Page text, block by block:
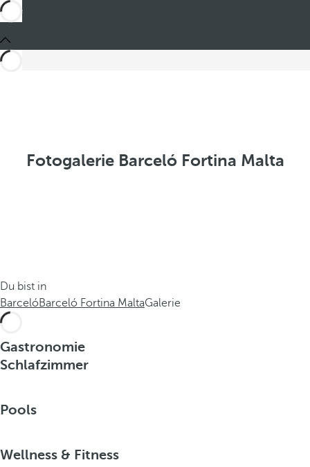
Fotogalerie Barceló Fortina Malta
Du bist in
BarcelóBarceló Fortina MaltaGalerie
Gastronomie
Schlafzimmer
Pools
Wellness & Fitness